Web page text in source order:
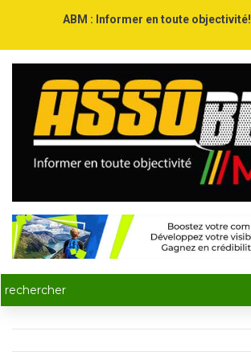
ABM : Informer en toute objectivité!